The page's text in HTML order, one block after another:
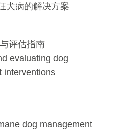
犬病的解决方案
评估指南
evaluating dog
interventions
dog management